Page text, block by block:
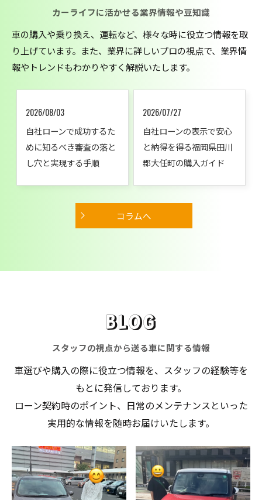
カーライフに活かせる業界情報や豆知識
車の購入や乗り換え、運転など、様々な時に役立つ情報を取
り上げています。また、業界に詳しいプロの視点で、業界情
報やトレンドもわかりやすく解説いたします。
2026/08/03
自社ローンで成功するた
めに知るべき審査の落と
し穴と実現する手順
2026/07/27
自社ローンの表示で安心
と納得を得る福岡県田川
郡大任町の購入ガイド
コラムへ
スタッフの視点から送る車に関する情報
BLOG
車選びや購入の際に役立つ情報を、スタッフの経験等を
もとに発信しております。
ローン契約時のポイント、日常のメンテナンスといった
実用的な情報を随時お届けいたします。